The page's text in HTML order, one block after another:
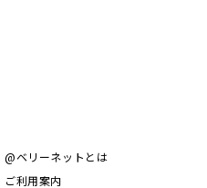
@ベリーネットとは
ご利用案内